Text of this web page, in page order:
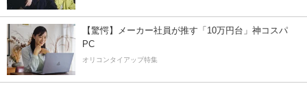
【驚愕】メーカー社員が推す「10万円台」神コスパ
PC
オリコンタイアップ特集